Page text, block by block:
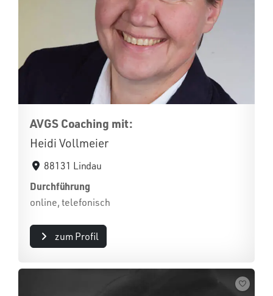
AVGS Coaching mit:
Heidi Vollmeier
88131 Lindau
Durchführung
online, telefonisch
zum Profil